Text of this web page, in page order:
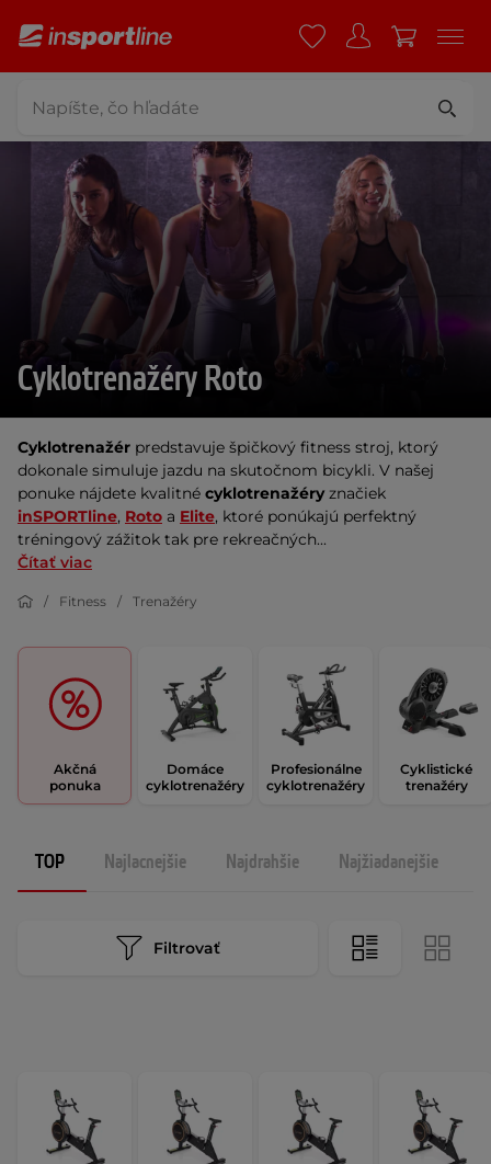
Cyklotrenažéry Roto
Cyklotrenažér predstavuje špičkový fitness stroj, ktorý
dokonale simuluje jazdu na skutočnom bicykli. V našej
ponuke nájdete kvalitné cyklotrenažéry
inSPORTline, Roto a Elite, ktoré ponúkajú perfektný
tréningový zážitok tak pre rekreačných...
Čítať viac
Fitness Trenažéry
Akčná
ponuka
Domáce
cyklotrenažéry
Profesionálne
cyklotrenažéry
Cyklistické
trenažéry
TOP Najlacnejšie Najdrahšie Najžiadanejšie
Filtrovať